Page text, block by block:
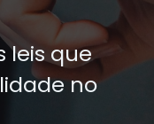
leis que
no